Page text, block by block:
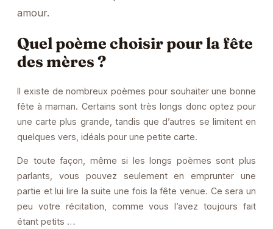
amour.
Quel poème choisir pour la fête
des mères ?
Il existe de nombreux poèmes pour souhaiter une bonne
fête à maman. Certains sont très longs donc optez pour
une carte plus grande, tandis que d’autres se limitent en
quelques vers, idéals pour une petite carte.
De toute façon, même si les longs poèmes sont plus
parlants, vous pouvez seulement en emprunter une
partie et lui lire la suite une fois la fête venue. Ce sera un
peu votre récitation, comme vous l’avez toujours fait
étant petits …